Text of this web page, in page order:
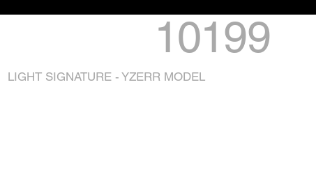
10199
LIGHT SIGNATURE - YZERR MODEL